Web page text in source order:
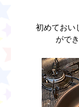
初めておい
がで